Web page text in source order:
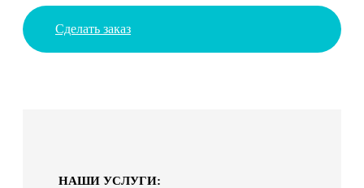
Сделать заказ
НАШИ УСЛУГИ: